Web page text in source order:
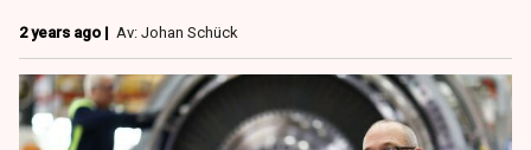
2 years ago | Av: Johan Schück